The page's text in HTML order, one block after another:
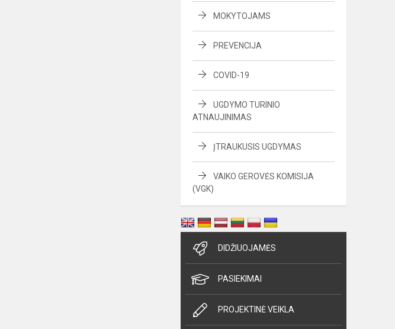
MOKYTOJAMS
PREVENCIJA
COVID-19
UGDYMO TURINIO
ATNAUJINIMAS
ĮTRAUKUSIS UGDYMAS
VAIKO GEROVĖS KOMISIJA
(VGK)
DIDŽIUOJAMĖS
PASIEKIMAI
PROJEKTINĖ VEIKLA